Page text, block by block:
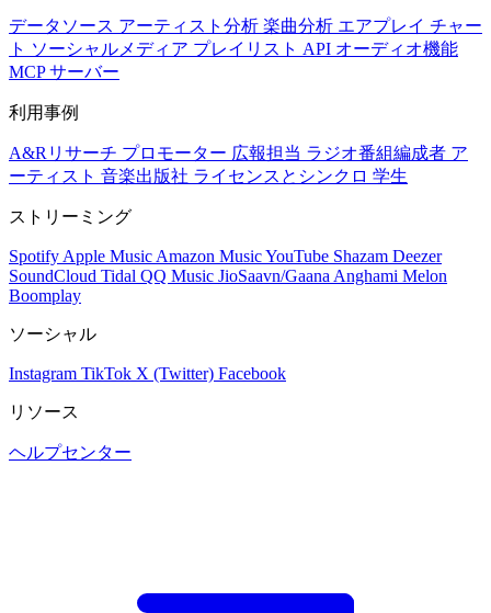
データソース アーティスト分析 楽曲分析 エアプレイ チャー
ト ソーシャルメディア プレイリスト API オーディオ機能
MCP サーバー
利用事例
A&Rリサーチ プロモーター 広報担当 ラジオ番組編成者 ア
ーティスト 音楽出版社 ライセンスとシンクロ 学生
ストリーミング
Spotify Apple Music Amazon MusicYouTube Shazam Deezer
SoundCloud Tidal QQ Music JioSaavn/Gaana Anghami Melon
Boomplay
ソーシャル
Instagram TikTok X (Twitter) Facebook
リソース
ヘルプセンター